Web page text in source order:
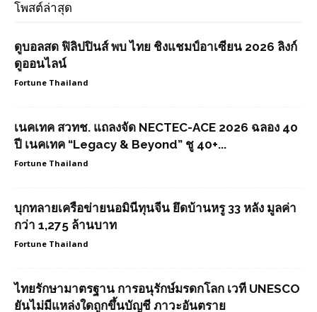
โพสต์ล่าสุด
ดูบอลสด ฟิลิปปินส์ พบ ไทย ชิงแชมป์อาเซียน 2026 ลิงก์
ดูออนไลน์
Fortune Thailand
เนคเทค สวทช. แถลงจัด NECTEC-ACE 2026 ฉลอง 40
ปี เนคเทค “Legacy & Beyond” ชู 40+...
Fortune Thailand
บุกทลายเครือข่ายนอมินีทุนจีน ยึดบ้านหรู 33 หลัง มูลค่า
กว่า 1,275 ล้านบาท
Fortune Thailand
ไทยรักษามาตรฐาน การอนุรักษ์มรดกโลก เวที UNESCO
ยันไม่มีแหล่งใดถูกขึ้นบัญชี ภาวะอันตราย